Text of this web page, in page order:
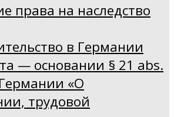
права на наследство
в Германии
— основании § 21 abs.
«О
трудовой